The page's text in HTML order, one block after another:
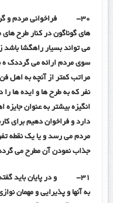
۳۰-
فراخوانی مردم و
های گوناگون در کنار طرح
می تواند بسیار راهگشا باشد
سوی مردم ارائه می گرددک ه
مراتب کمتر از آنچه به اهل
نفر که به طرح ها و ایده ها را
انگیزه بیشتر به عنوان جایزه
دارد و فراخوان دهیم برای
مردم می رسد و یا یک نقطه
جذاب نمودن آن مطرح می
۳۱-
و در پایان باید
به آنها و پذیرایی و مهمان